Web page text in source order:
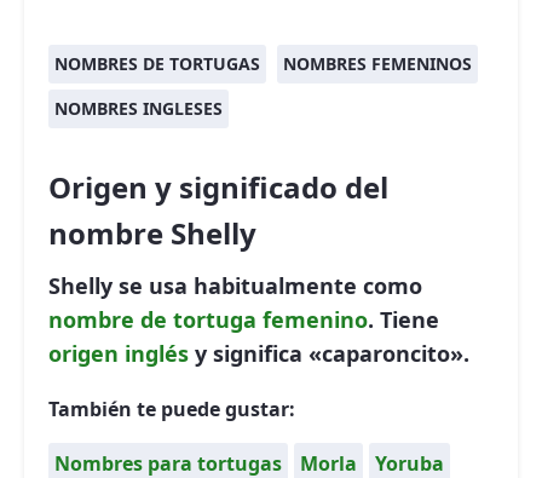
NOMBRES DE TORTUGAS
NOMBRES FEMENINOS
NOMBRES INGLESES
Origen y significado del
nombre Shelly
Shelly se usa habitualmente como
nombre de tortuga femenino. Tiene
origen inglés y significa «caparoncito».
También te puede gustar:
Nombres para tortugas Morla
Yoruba